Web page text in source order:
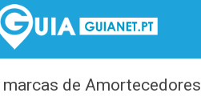
marcas de Amortecedores